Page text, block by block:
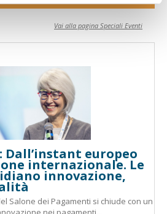
Vai alla pagina Speciali Eventi
Dall’instant europeo
internazionale. Le
innovazione,
Salone dei Pagamenti si chiude con un